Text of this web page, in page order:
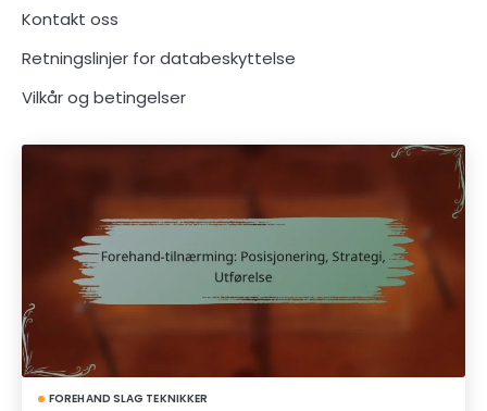
Kontakt oss
Retningslinjer for databeskyttelse
Vilkår og betingelser
FOREHAND SLAG TEKNIKKER